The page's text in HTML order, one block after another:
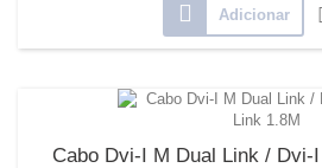
Adicionar
Cabo Dvi-I M Dual Link / Dvi-